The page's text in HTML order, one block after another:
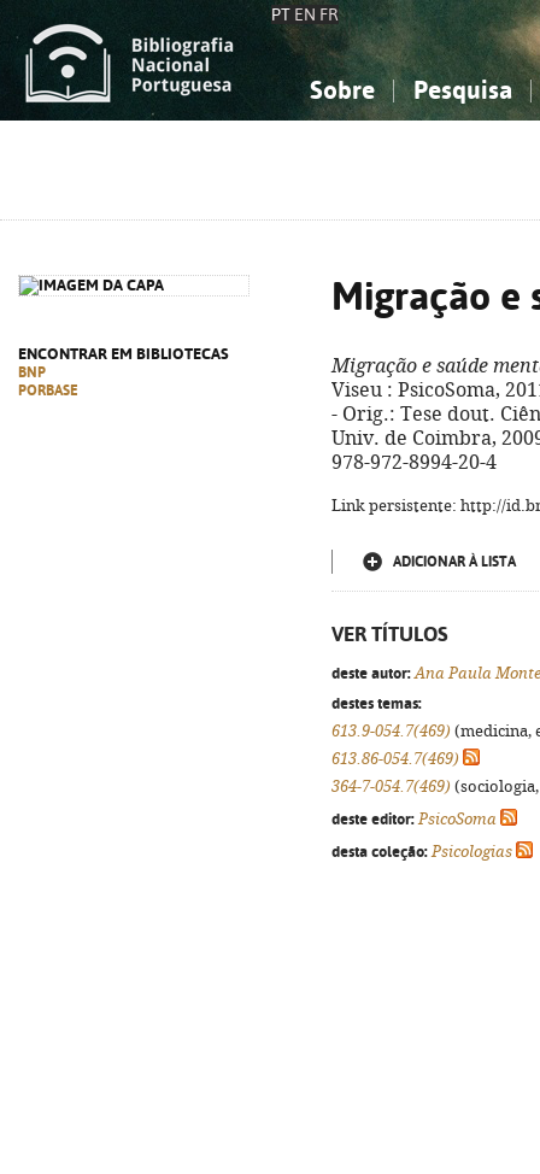
PT EN FR
Sobre Pesquisa
ENCONTRAR EM BIBLIOTECAS
BNP
PORBASE
Migração e
Migração e saúde
Viseu : PsicoSoma,
- Orig.: Tese dout.
Univ. de Coimbra,
978-972-8994-20-4
Link persistente: http://
ADICIONAR À LISTA
VER TÍTULOS
deste autor: Ana Paula
destes temas:
613.9-054.7(469) (medicina,
613.86-054.7(469)
364-7-054.7(469)
deste editor: PsicoSoma
desta coleção: Psicologias